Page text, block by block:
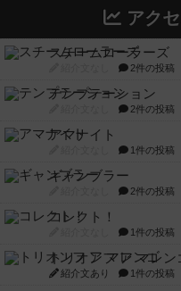
アク
スチームローラーズ
2件の投稿
テンプテーション
2件の投稿
アマナイト
1件の投稿
ギャンブラー
2件の投稿
コレクト！
1件の投稿
トリオンフ ア マレン
紹介文あり 1件の投稿